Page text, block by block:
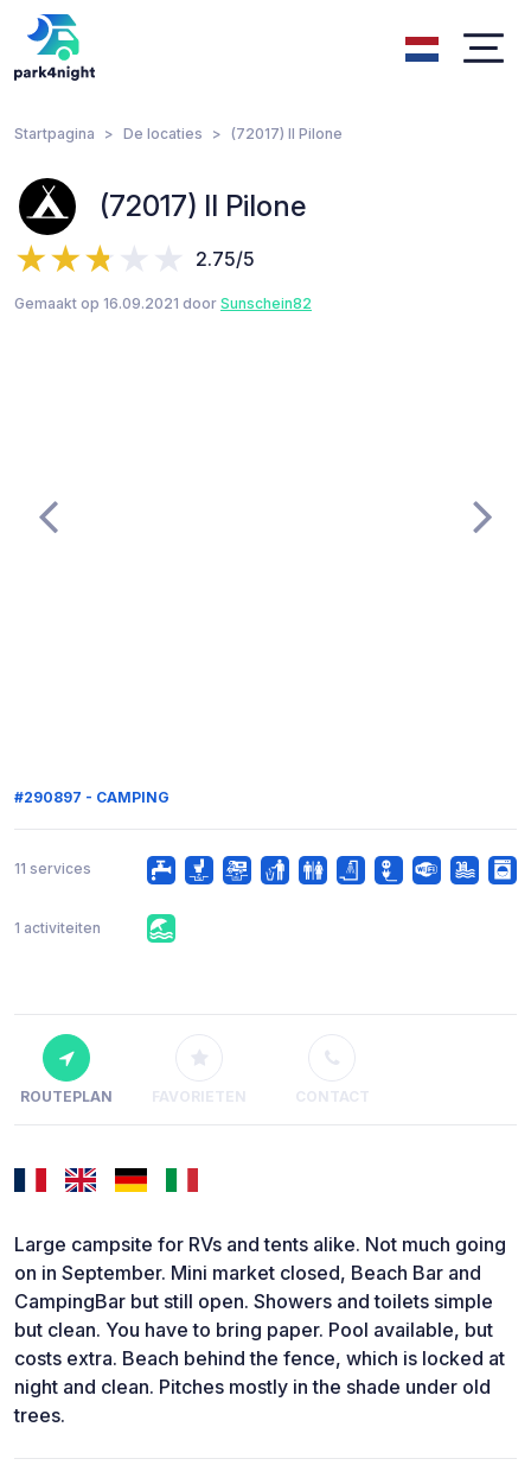
Startpagina De locaties (72017) Il Pilone
(72017) Il Pilone
2.75/5
Gemaakt op 16.09.2021 door Sunschein82
#290897 - CAMPING
11 services
1 activiteiten
ROUTEPLAN FAVORIETEN CONTACT
Large campsite for RVs and tents alike. Not much going
on in September. Mini market closed, Beach Bar and
CampingBar but still open. Showers and toilets simple
but clean. You have to bring paper. Pool available, but
costs extra. Beach behind the fence, which is locked at
night and clean. Pitches mostly in the shade under old
trees.